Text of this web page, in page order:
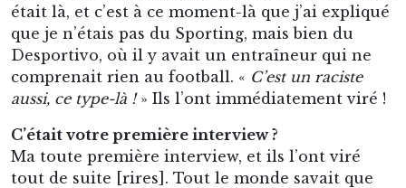
était là, et c’est à ce moment-là que j’ai expliqué
que je n’étais pas du Sporting, mais bien du
Desportivo, où il y avait un entraîneur qui ne
comprenait rien au football. « C’est un raciste
aussi, ce type-là ! » Ils l’ont immédiatement viré !
C’était votre première interview ?
Ma toute première interview, et ils l’ont viré
tout de suite [rires]. Tout le monde savait que